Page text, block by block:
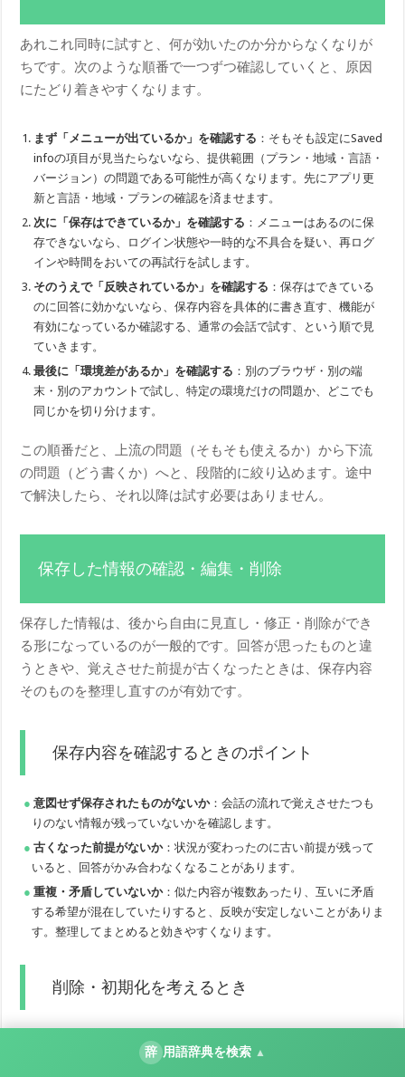
あれこれ同時に試すと、何が効いたのか分からなくなりが
ちです。次のような順番で一つずつ確認していくと、原因
にたどり着きやすくなります。
まず「メニューが出ているか」を確認する ：そもそも設定にSaved
infoの項目が見当たらないなら、提供範囲（プラン・地域・言語・
バージョン）の問題である可能性が高くなります。先にアプリ更
新と言語・地域・プランの確認を済ませます。
次に「保存はできているか」を確認する ：メニューはあるのに保
存できないなら、ログイン状態や一時的な不具合を疑い、再ログ
インや時間をおいての再試行を試します。
そのうえで「反映されているか」を確認する ：保存はできている
のに回答に効かないなら、保存内容を具体的に書き直す、機能が
有効になっているか確認する、通常の会話で試す、という順で見
ていきます。
最後に「環境差があるか」を確認する ：別のブラウザ・別の端
末・別のアカウントで試し、特定の環境だけの問題か、どこでも
同じかを切り分けます。
この順番だと、上流の問題（そもそも使えるか）から下流
の問題（どう書くか）へと、段階的に絞り込めます。途中
で解決したら、それ以降は試す必要はありません。
保存した情報の確認・編集・削除
保存した情報は、後から自由に見直し・修正・削除ができ
る形になっているのが一般的です。回答が思ったものと違
うときや、覚えさせた前提が古くなったときは、保存内容
そのものを整理し直すのが有効です。
保存内容を確認するときのポイント
意図せず保存されたものがないか：会話の流れで覚えさせたつも
りのない情報が残っていないかを確認します。
古くなった前提がないか：状況が変わったのに古い前提が残って
いると、回答がかみ合わなくなることがあります。
重複・矛盾していないか：似た内容が複数あったり、互いに矛盾
する希望が混在していたりすると、反映が安定しないことがありま
す。整理してまとめると効きやすくなります。
削除・初期化を考えるとき
保存した情報が増えすぎて、どれが効いているのか分かり
にくくなったときは、一度思い切って整理し、必要なもの
辞 用語辞典を検索 ▲